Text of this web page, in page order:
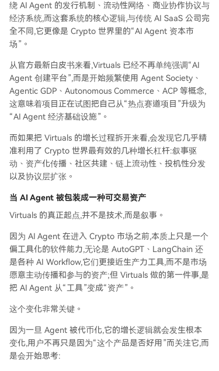
绕 AI Agent 的发行机制、流动性网络、商业协作协议与
经济系统,而这套系统的核心逻辑,与传统 AI SaaS 公司完
全不同,它更像是 Crypto 世界里的“AI Agent 资本市
场”。
从官方最新白皮书来看,Virtuals 已经不再单纯强调“AI
Agent 创建平台”,而是开始频繁使用 Agent Society、
Agentic GDP、Autonomous Commerce、ACP 等概念,
这意味着项目正在试图把自己从“热点赛道项目”升级为
“AI Agent 经济基础设施”。
而如果把 Virtuals 的增长过程拆开来看,会发现它几乎精
准利用了 Crypto 世界最有效的几种增长杠杆:叙事驱
动、资产化传播、社区共建、链上流动性、投机性分发
以及协议层扩张。
当 AI Agent 被包装成一种可交易资产
Virtuals 的真正起点,并不是技术,而是叙事。
因为 AI Agent 在进入 Crypto 市场之前,本质上只是一个
偏工具化的软件能力,无论是 AutoGPT、LangChain 还
是各种 AI Workflow,它们更接近生产力工具,而不是市场
愿意主动传播和参与的资产;但 Virtuals 做的第一件事,是
把 AI Agent 从“工具”变成“资产”。
这个变化非常关键。
因为一旦 Agent 被代币化,它的增长逻辑就会发生根本
变化,用户不再只是因为“这个产品是否好用”而关注它,而
是会开始思考: